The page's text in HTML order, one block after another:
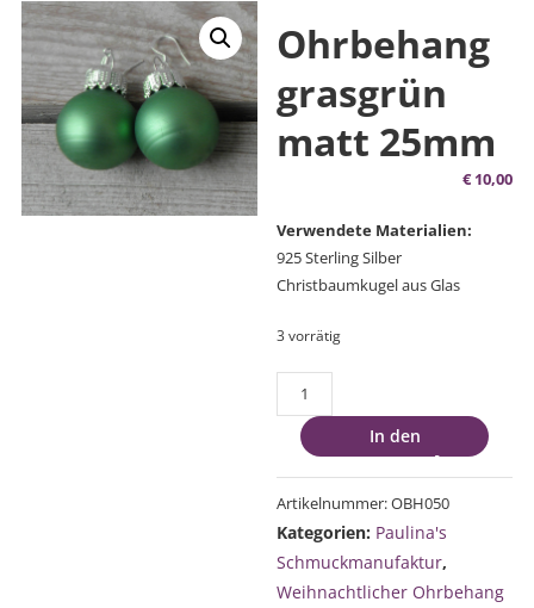
Ohrbehang
grasgrün
matt 25mm
€10,00
Verwendete Materialien:
925 Sterling Silber
Christbaumkugel aus Glas
3 vorrätig
Ohrbehang
grasgrün
matt
Menge
In den
Artikelnummer:OBH050
Kategorien: Paulina's
Schmuckmanufaktur,
Weihnachtlicher Ohrbehang